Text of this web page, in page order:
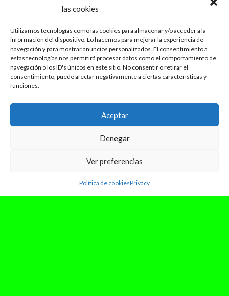
las cookies
Utilizamos tecnologías como las cookies para almacenar y/o acceder a la
información del dispositivo. Lo hacemos para mejorar la experiencia de
navegación y para mostrar anuncios personalizados. El consentimiento a
estas tecnologías nos permitirá procesar datos como el comportamiento de
navegación o los ID's únicos en este sitio. No consentir o retirar el
consentimiento, puede afectar negativamente a ciertas características y
funciones.
Aceptar
Denegar
Ver preferencias
Política de cookiesPrivacy